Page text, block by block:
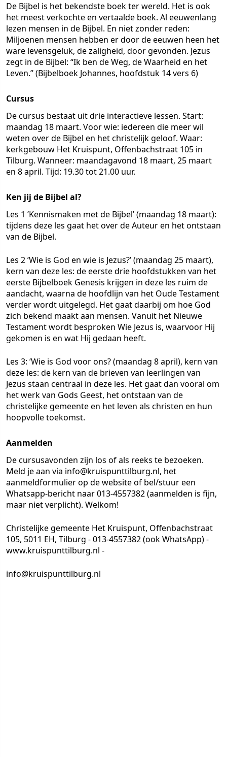
De Bijbel is het bekendste boek ter wereld. Het is ook
het meest verkochte en vertaalde boek. Al eeuwenlang
lezen mensen in de Bijbel. En niet zonder reden:
Miljoenen mensen hebben er door de eeuwen heen het
ware levensgeluk, de zaligheid, door gevonden. Jezus
zegt in de Bijbel: “Ik ben de Weg, de Waarheid en het
Leven.” (Bijbelboek Johannes, hoofdstuk 14 vers 6)
Cursus
De cursus bestaat uit drie interactieve lessen. Start:
maandag 18 maart. Voor wie: iedereen die meer wil
weten over de Bijbel en het christelijk geloof. Waar:
kerkgebouw Het Kruispunt, Offenbachstraat 105 in
Tilburg. Wanneer: maandagavond 18 maart, 25 maart
en 8 april. Tijd: 19.30 tot 21.00 uur.
Ken jij de Bijbel al?
Les 1 ’Kennismaken met de Bijbel’ (maandag 18 maart):
tijdens deze les gaat het over de Auteur en het ontstaan
van de Bijbel.
Les 2 ’Wie is God en wie is Jezus?’ (maandag 25 maart),
kern van deze les: de eerste drie hoofdstukken van het
eerste Bijbelboek Genesis krijgen in deze les ruim de
aandacht, waarna de hoofdlijn van het Oude Testament
verder wordt uitgelegd. Het gaat daarbij om hoe God
zich bekend maakt aan mensen. Vanuit het Nieuwe
Testament wordt besproken Wie Jezus is, waarvoor Hij
gekomen is en wat Hij gedaan heeft.
Les 3: ’Wie is God voor ons? (maandag 8 april), kern van
deze les: de kern van de brieven van leerlingen van
Jezus staan centraal in deze les. Het gaat dan vooral om
het werk van Gods Geest, het ontstaan van de
christelijke gemeente en het leven als christen en hun
hoopvolle toekomst.
Aanmelden
De cursusavonden zijn los of als reeks te bezoeken.
Meld je aan via info@kruispunttilburg.nl, het
aanmeldformulier op de website of bel/stuur een
Whatsapp-bericht naar 013-4557382 (aanmelden is fijn,
maar niet verplicht). Welkom!
Christelijke gemeente Het Kruispunt, Offenbachstraat
105, 5011 EH, Tilburg - 013-4557382 (ook WhatsApp) -
www.kruispunttilburg.nl -
info@kruispunttilburg.nl